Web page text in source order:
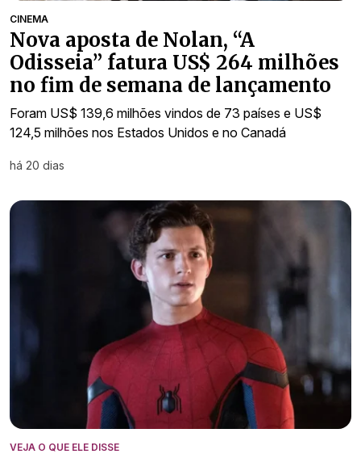
CINEMA
Nova aposta de Nolan, “A
Odisseia” fatura US$ 264 milhões
no fim de semana de lançamento
Foram US$ 139,6 milhões vindos de 73 países e US$
124,5 milhões nos Estados Unidos e no Canadá
há 20 dias
VEJA O QUE ELE DISSE